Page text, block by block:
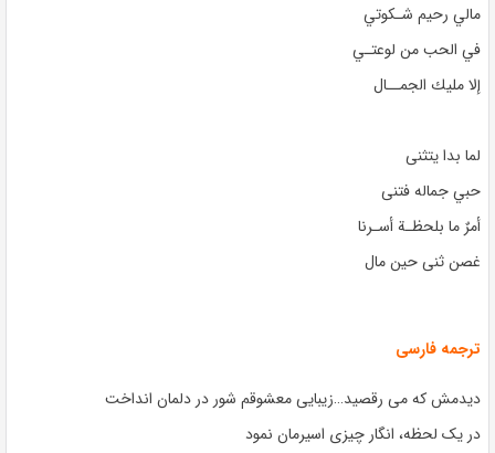
مالي رحيم شـكوتي
في الحب من لوعتـي
إلا مليك الجمــال
لما بدا يتثنى
حبي جماله فتنى
أمرٌ ما بلحظـة أسـرنا
غصن ثنى حين مال
ترجمه فارسی
دیدمش که می رقصید…زیبایی معشوقم شور در دلمان انداخت
در یک لحظه، انگار چیزی اسیرمان نمود